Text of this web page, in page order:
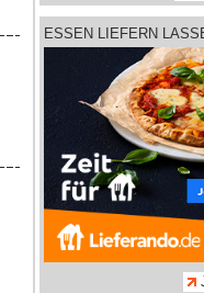
ESSEN LIEFERN